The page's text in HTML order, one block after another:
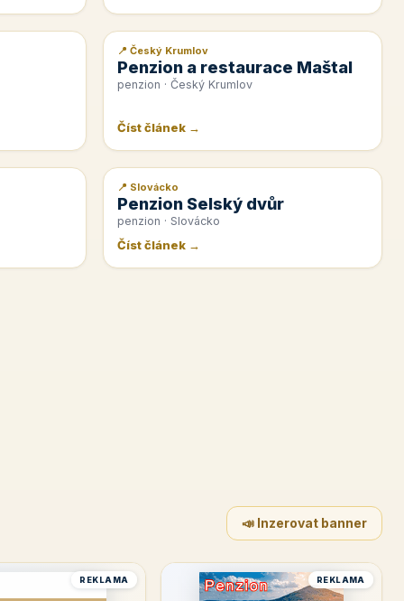
📰 PR článek
📍 Český Krumlov
Penzion a restaurace Maštal
penzion · Český Krumlov
Číst článek →
📰 PR článek
📍 Slovácko
Penzion Selský dvůr
penzion · Slovácko
Číst článek →
📣 Inzerovat banner
REKLAMA REKLAMA